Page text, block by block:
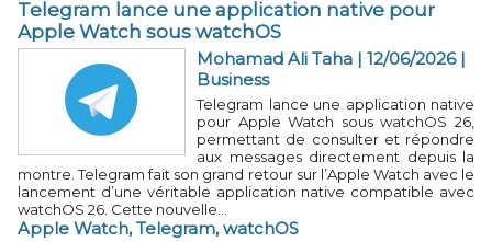
Telegram lance une application native pour
Apple Watch sous watchOS
Mohamad Ali Taha | 12/06/2026|
Business
Telegram lance une application native
pour Apple Watch sous watchOS 26,
permettant de consulter et répondre
aux messages directement depuis la
montre. Telegram fait son grand retour sur l’Apple Watch avec le
lancement d’une véritable application native compatible avec
watchOS 26. Cette nouvelle...
Apple Watch,Telegram,watchOS